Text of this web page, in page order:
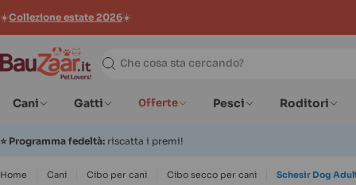
☀️Collezione estate 2026☀️
Ricerca
Cani Gatti Offerte Pesci Roditori
⭐ Programma fedeltà: riscatta i premi!
Home Cani Cibo per cani Cibo secco per cani Schesir Dog